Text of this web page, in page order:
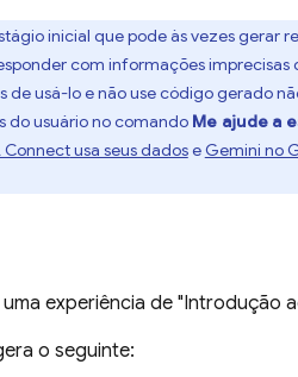
inicial que pode às vezes gerar
com informações imprecisas
usá-lo e não use código gerado
do usuário no comando Me ajude a
Connectusa seus dadose Gemini no
experiência de "Introdução
o seguinte: